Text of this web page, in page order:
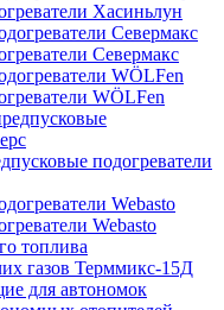
Хасиньлун
Севермакс
WÖLFen
подогреватели
Webasto
топлива
газов Терммикс-15Д
для автономок